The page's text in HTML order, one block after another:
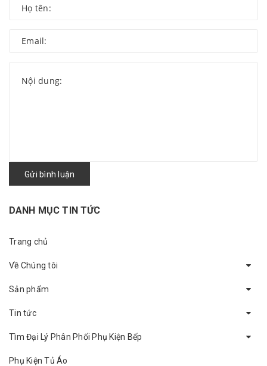
Gửi bình luận
DANH MỤC TIN TỨC
Trang chủ
Về Chúng tôi
Sản phẩm
Tin tức
Tìm Đại Lý Phân Phối Phụ Kiện Bếp
Phụ Kiện Tủ Áo